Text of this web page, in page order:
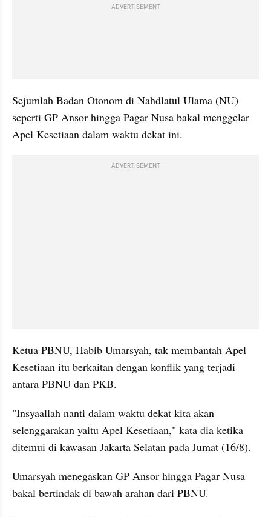
ADVERTISEMENT
Sejumlah Badan Otonom di Nahdlatul Ulama (NU)
seperti GP Ansor hingga Pagar Nusa bakal menggelar
Apel Kesetiaan dalam waktu dekat ini.
ADVERTISEMENT
Ketua PBNU, Habib Umarsyah, tak membantah Apel
Kesetiaan itu berkaitan dengan konflik yang terjadi
antara PBNU dan PKB.
"Insyaallah nanti dalam waktu dekat kita akan
selenggarakan yaitu Apel Kesetiaan," kata dia ketika
ditemui di kawasan Jakarta Selatan pada Jumat (16/8).
Umarsyah menegaskan GP Ansor hingga Pagar Nusa
bakal bertindak di bawah arahan dari PBNU.